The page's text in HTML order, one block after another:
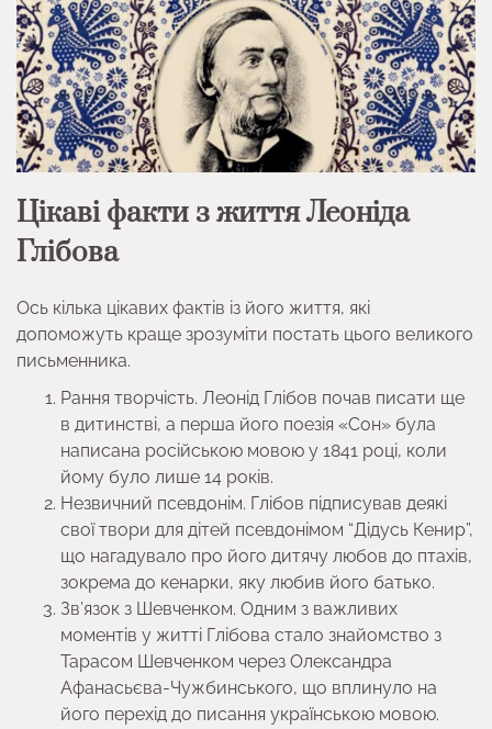
Цікаві факти з життя Леоніда
Глібова
Ось кілька цікавих фактів із його життя, які
допоможуть краще зрозуміти постать цього великого
письменника.
Рання творчість. Леонід Глібов почав писати ще
в дитинстві, а перша його поезія «Сон» була
написана російською мовою у 1841 році, коли
йому було лише 14 років.
Незвичний псевдонім. Глібов підписував деякі
свої твори для дітей псевдонімом “Дідусь Кенир”,
що нагадувало про його дитячу любов до птахів,
зокрема до кенарки, яку любив його батько.
Зв’язок з Шевченком. Одним з важливих
моментів у житті Глібова стало знайомство з
Тарасом Шевченком через Олександра
Афанасьєва-Чужбинського, що вплинуло на
його перехід до писання українською мовою.